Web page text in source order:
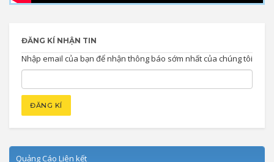
ĐĂNG KÍ NHẬN TIN
Nhập email của bạn để nhận thông báo sớm nhất của chúng tôi
Quảng Cáo Liên kết